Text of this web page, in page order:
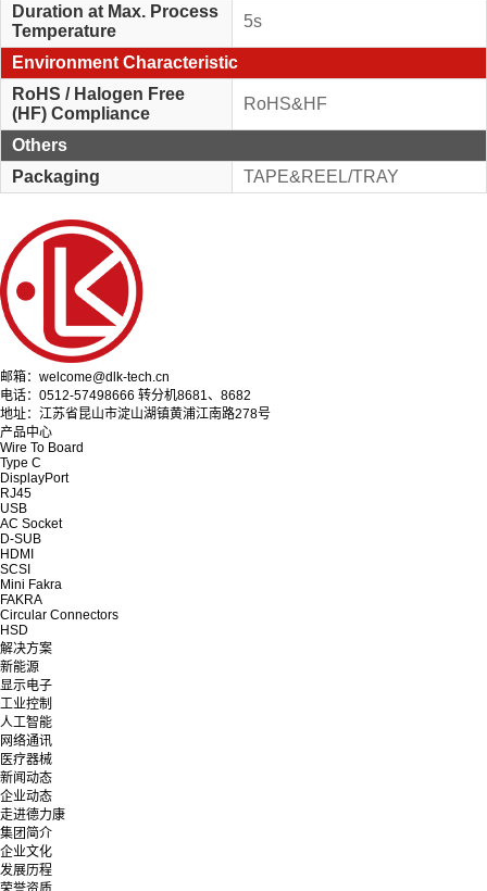
Duration at Max. Process
Temperature
5s
Environment Characteristic
RoHS / Halogen Free
(HF) Compliance
RoHS&HF
Others
Packaging
TAPE&REEL/TRAY
邮箱：welcome@dlk-tech.cn
电话：0512-57498666 转分机8681、8682
地址：江苏省昆山市淀山湖镇黄浦江南路278号
产品中心
Wire To Board
Type C
DisplayPort
RJ45
USB
AC Socket
D-SUB
HDMI
SCSI
Mini Fakra
FAKRA
Circular Connectors
HSD
解决方案
新能源
显示电子
工业控制
人工智能
网络通讯
医疗器械
新闻动态
企业动态
走进德力康
集团简介
企业文化
发展历程